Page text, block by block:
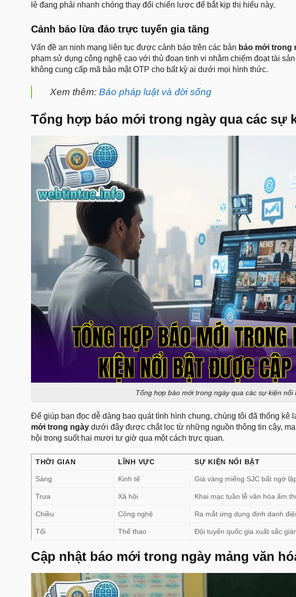
lẻ đang phải nhanh chóng thay đổi chiến lược để bắt kịp thị hiếu này.
Cảnh báo lừa đảo trực tuyến gia tăng
Vấn đề an ninh mạng liên tục được cảnh báo trên các bản báo mới trong
phạm sử dụng công nghệ cao với thủ đoạn tinh vi nhằm chiếm đoạt tài
không cung cấp mã bảo mật OTP cho bất kỳ ai dưới mọi hình thức.
Xem thêm: Báo pháp luật và đời sống
Tổng hợp báo mới trong ngày qua các sự
Tổng hợp báo mới trong ngày qua các sự kiện
Để giúp bạn đọc dễ dàng bao quát tình hình chung, chúng tôi đã thống
mới trong ngày dưới đây được chắt lọc từ những nguồn thông tin cậy,
hội trong suốt hai mươi tư giờ qua một cách trực quan.
THỜI GIAN LĨNH VỰC SỰ KIỆN NỔI BẬT
Sáng Kinh tế Giá vàng miếng SJC bất ngờ
Trưa Xã hội Khai mạc tuần lễ văn hóa ẩm
Chiều Công nghệ Ra mắt ứng dụng định danh
Tối Thể thao Đội tuyển quốc gia xuất sắc
Cập nhật báo mới trong ngày mảng văn